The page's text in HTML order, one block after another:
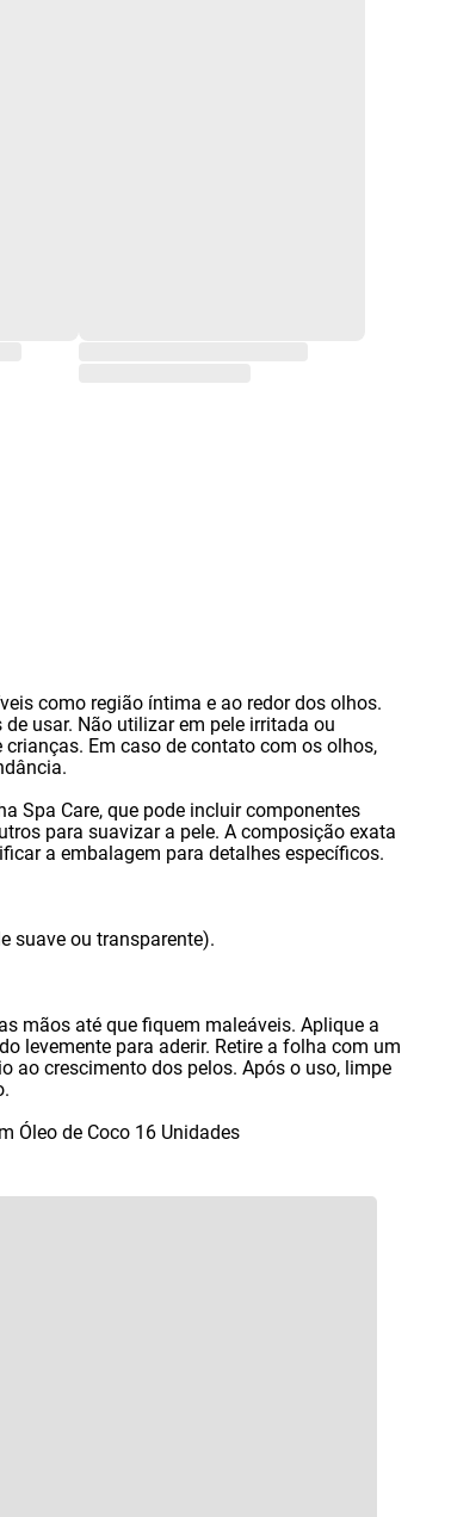
como região íntima e ao redor dos olhos.
usar. Não utilizar em pele irritada ou
Em caso de contato com os olhos,
Spa Care, que pode incluir componentes
para suavizar a pele. A composição exata
a embalagem para detalhes específicos.
suave ou transparente).
mãos até que fiquem maleáveis. Aplique a
levemente para aderir. Retire a folha com um
ao crescimento dos pelos. Após o uso, limpe
Óleo de Coco 16 Unidades